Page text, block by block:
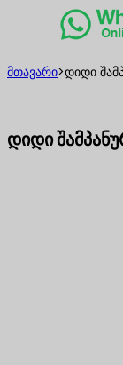
მთავარი>დიდი
დიდი